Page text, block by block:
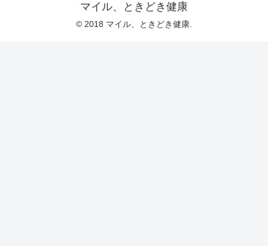
マイル、ときどき健康
© 2018 マイル、ときどき健康.